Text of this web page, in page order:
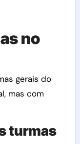
no
gerais do
mas com
turmas